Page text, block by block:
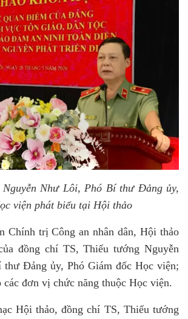
Nguyễn Như Lôi, Phó Bí thư Đảng ủy,
viện phát biểu tại Hội thảo
Chính trị Công an nhân dân, Hội thảo
đồng chí TS, Thiếu tướng Nguyễn
Đảng ủy, Phó Giám đốc Học viện;
các đơn vị chức năng thuộc Học viện.
Hội thảo, đồng chí TS, Thiếu tướng